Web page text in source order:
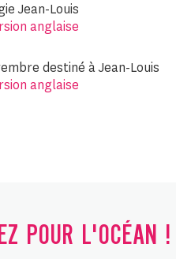
Jean-Louis
anglaise
destiné à Jean-Louis
anglaise
POUR L'OCÉAN !